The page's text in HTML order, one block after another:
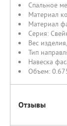
Спальное
Материал
Материал
Серия:
Вес
Тип
Навеска
Объем:
Отзывы